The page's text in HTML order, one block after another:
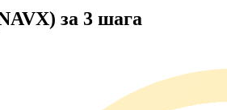
за 3 шага